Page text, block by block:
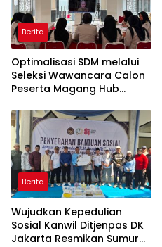
Berita
Optimalisasi SDM melalui
Seleksi Wawancara Calon
Peserta Magang Hub
2026
Berita
Wujudkan Kepedulian
Sosial Kanwil Ditjenpas DK
Jakarta Resmikan Sumur